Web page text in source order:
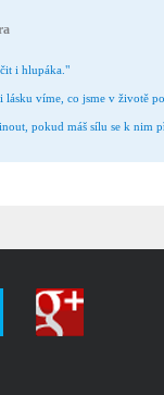
i hlupáka."
lásku víme, co jsme v životě
pokud máš sílu se k nim